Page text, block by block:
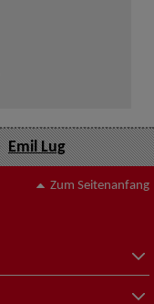
Emil Lug
Zum Seitenanfang